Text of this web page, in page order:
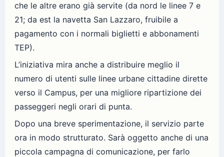
che le altre erano già servite (da nord le linee 7 e
21; da est la navetta San Lazzaro, fruibile a
pagamento con i normali biglietti e abbonamenti
TEP).
L’iniziativa mira anche a distribuire meglio il
numero di utenti sulle linee urbane cittadine dirette
verso il Campus, per una migliore ripartizione dei
passeggeri negli orari di punta.
Dopo una breve sperimentazione, il servizio parte
ora in modo strutturato. Sarà oggetto anche di una
piccola campagna di comunicazione, per farlo